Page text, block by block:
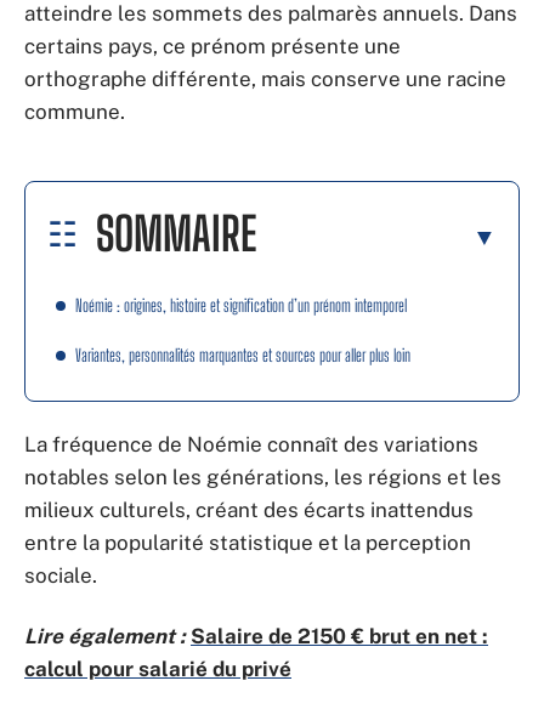
atteindre les sommets des palmarès annuels. Dans
certains pays, ce prénom présente une
orthographe différente, mais conserve une racine
commune.
SOMMAIRE
Noémie : origines, histoire et signification d’un prénom intemporel
Variantes, personnalités marquantes et sources pour aller plus loin
La fréquence de Noémie connaît des variations
notables selon les générations, les régions et les
milieux culturels, créant des écarts inattendus
entre la popularité statistique et la perception
sociale.
Lire également : Salaire de 2150 € brut en net :
calcul pour salarié du privé